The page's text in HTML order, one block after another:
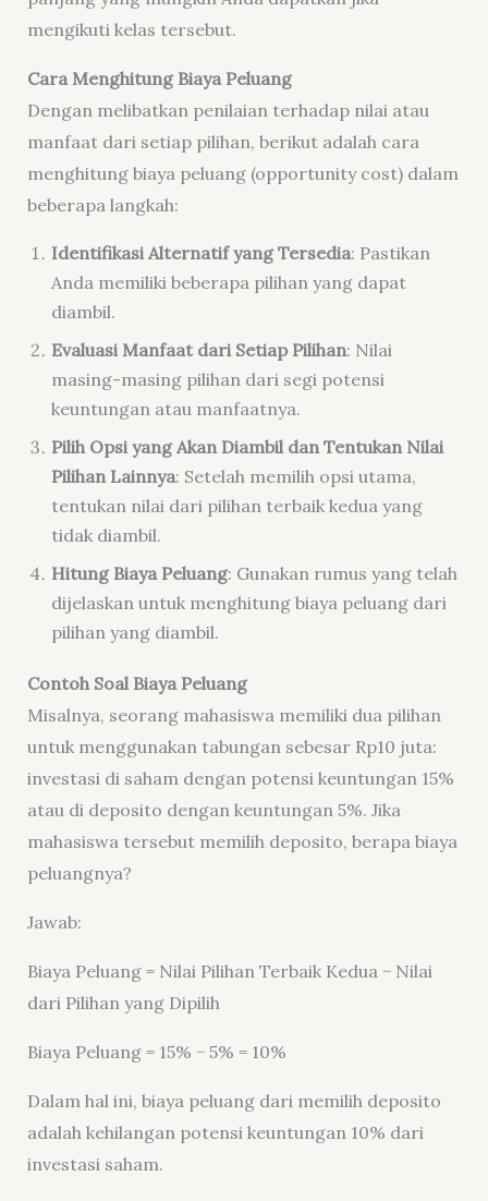
mengikuti kelas tersebut.
Cara Menghitung Biaya Peluang
Dengan melibatkan penilaian terhadap nilai atau
manfaat dari setiap pilihan, berikut adalah cara
menghitung biaya peluang (opportunity cost) dalam
beberapa langkah:
Identifikasi Alternatif yang Tersedia: Pastikan
Anda memiliki beberapa pilihan yang dapat
diambil.
Evaluasi Manfaat dari Setiap Pilihan: Nilai
masing-masing pilihan dari segi potensi
keuntungan atau manfaatnya.
Pilih Opsi yang Akan Diambil dan Tentukan Nilai
Pilihan Lainnya: Setelah memilih opsi utama,
tentukan nilai dari pilihan terbaik kedua yang
tidak diambil.
Hitung Biaya Peluang: Gunakan rumus yang telah
dijelaskan untuk menghitung biaya peluang dari
pilihan yang diambil.
Contoh Soal Biaya Peluang
Misalnya, seorang mahasiswa memiliki dua pilihan
untuk menggunakan tabungan sebesar Rp10 juta:
investasi di saham dengan potensi keuntungan 15%
atau di deposito dengan keuntungan 5%. Jika
mahasiswa tersebut memilih deposito, berapa biaya
peluangnya?
Jawab:
Biaya Peluang = Nilai Pilihan Terbaik Kedua − Nilai
dari Pilihan yang Dipilih
Biaya Peluang = 15% − 5% = 10%
Dalam hal ini, biaya peluang dari memilih deposito
adalah kehilangan potensi keuntungan 10% dari
investasi saham.